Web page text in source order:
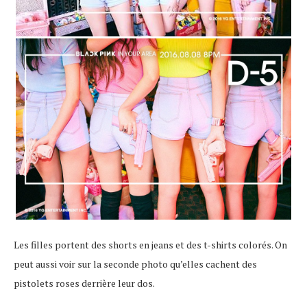
Les filles portent des shorts en jeans et des t-shirts colorés. On
peut aussi voir sur la seconde photo qu’elles cachent des
pistolets roses derrière leur dos.